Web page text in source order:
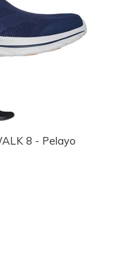
8 - Pelayo